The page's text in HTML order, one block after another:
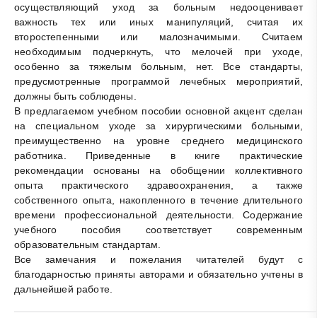
осуществляющий уход за больным недооценивает
важность тех или иных манипуляций, считая их
второстепенными или малозначимыми. Считаем
необходимым подчеркнуть, что мелочей при уходе,
особенно за тяжелым больным, нет. Все стандарты,
предусмотренные программой лечебных мероприятий,
должны быть соблюдены.
В предлагаемом учебном пособии основной акцент сделан
на специальном уходе за хирургическими больными,
преимущественно на уровне среднего медицинского
работника. Приведенные в книге практические
рекомендации основаны на обобщении коллективного
опыта практического здравоохранения, а также
собственного опыта, накопленного в течение длительного
времени профессиональной деятельности. Содержание
учебного пособия соответствует современным
образовательным стандартам.
Все замечания и пожелания читателей будут с
благодарностью приняты авторами и обязательно учтены в
дальнейшей работе.